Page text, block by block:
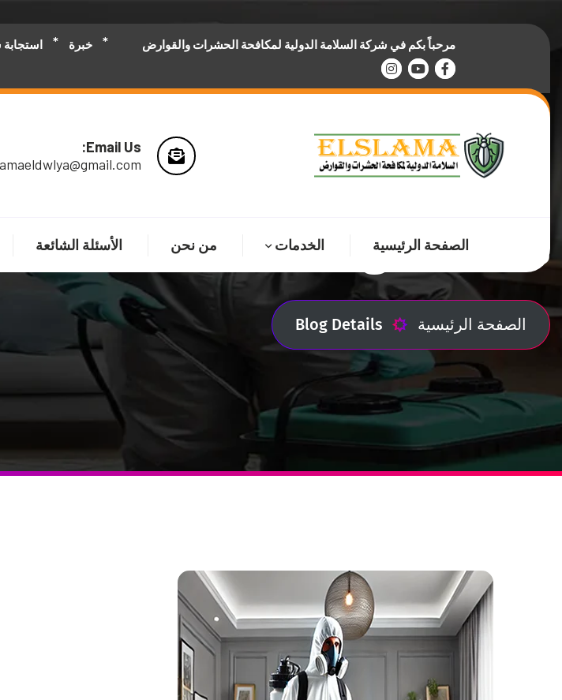
مرحباً بكم في شركة السلامة الدولية لمكافحة الحشرات والقوارض خبرة
Email Us:
الصفحة الرئيسية الخدمات من نحن الأسئلة الشائعة Blog Details
الصفحة الرئيسية Blog Details